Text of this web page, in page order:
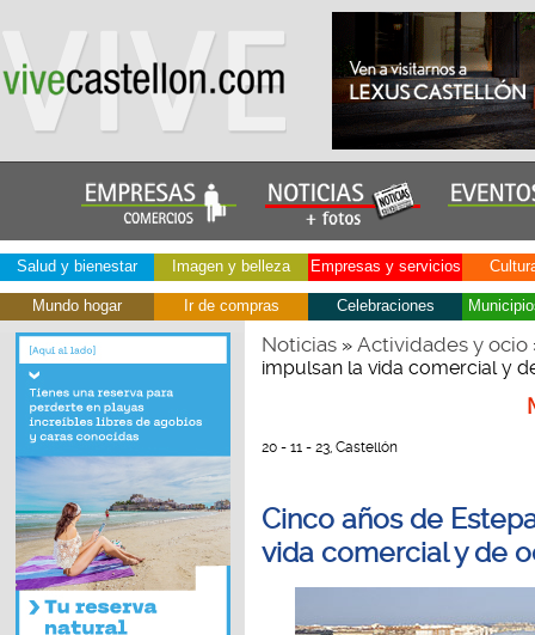
Salud y bienestar Imagen y belleza Empresas y servicios
Mundo hogar Ir de compras Celebraciones
Noticias» Actividades y ocio
impulsan la vida comercial y
20 - 11 - 23, Castellón
Cinco años de
vida comercial y de